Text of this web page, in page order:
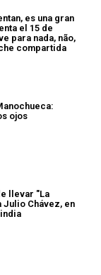
es una gran
el 15 de
para nada, não,
compartida
ojos
llevar "La
Julio Chávez, en